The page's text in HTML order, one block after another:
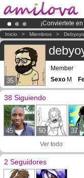
¡Conviertete
¡Ya tenemos
¡El Kickstarter
Inicio > Miembros > Debyoyo
35
Member
Sexo M
38 Siguiendo
45 50 37
Ver todo
2 Seguidores